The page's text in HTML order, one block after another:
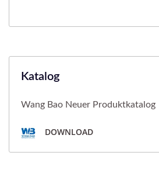
Katalog
Wang Bao Neuer Produktkatalog
DOWNLOAD